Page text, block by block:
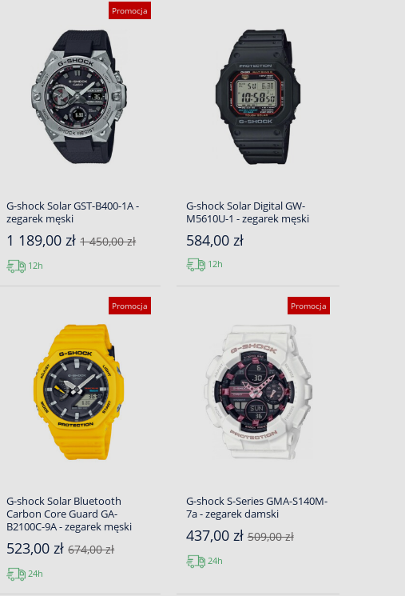
Promocja
G-shock Solar GST-B400-1A -
zegarek męski
1 189,00 zł1 450,00 zł
12h
G-shock Solar Digital GW-
M5610U-1 - zegarek męski
584,00 zł
12h
Promocja
G-shock Solar Bluetooth
Carbon Core Guard GA-
B2100C-9A - zegarek męski
523,00 zł674,00 zł
24h
Promocja
G-shock S-Series GMA-S140M-
7a - zegarek damski
437,00 zł509,00 zł
24h